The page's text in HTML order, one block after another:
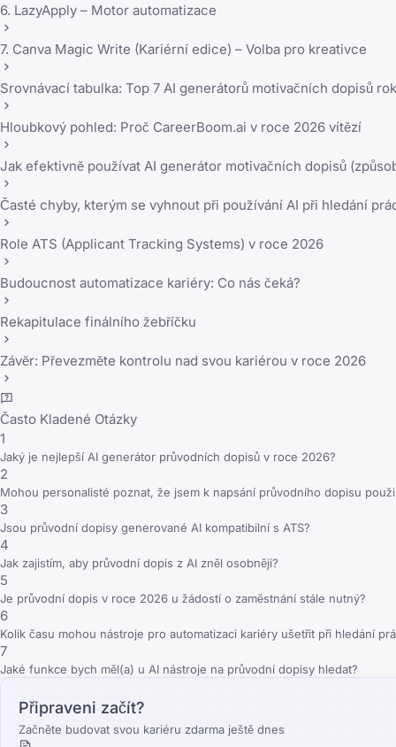
6. LazyApply – Motor automatizace
7. Canva Magic Write (Kariérní edice) – Volba pro kreativce
Srovnávací tabulka: Top 7 AI generátorů motivačních dopisů
Hloubkový pohled: Proč CareerBoom.ai v roce 2026 vítězí
Jak efektivně používat AI generátor motivačních dopisů
Časté chyby, kterým se vyhnout při používání AI při hledání
Role ATS (Applicant Tracking Systems) v roce 2026
Budoucnost automatizace kariéry: Co nás čeká?
Rekapitulace finálního žebříčku
Závěr: Převezměte kontrolu nad svou kariérou v roce 2026
Často Kladené Otázky
1
Jaký je nejlepší AI generátor průvodních dopisů v roce 2026?
2
Mohou personalisté poznat, že jsem k napsání průvodního dopisu
3
Jsou průvodní dopisy generované AI kompatibilní s ATS?
4
Jak zajistím, aby průvodní dopis z AI zněl osobněji?
5
Je průvodní dopis v roce 2026 u žádostí o zaměstnání stále nutný?
6
Kolik času mohou nástroje pro automatizaci kariéry ušetřit při hledání
7
Jaké funkce bych měl(a) u AI nástroje na průvodní dopisy hledat?
Připraveni začít?
Začněte budovat svou kariéru zdarma ještě dnes